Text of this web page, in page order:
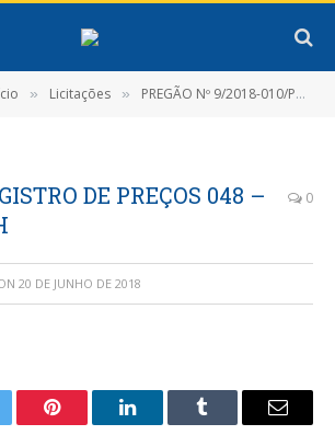
» Licitações » PREGÃO Nº 9/2018-010/PMNT-PP-SRP
DE PREÇOS 048 –
0
20 DE JUNHO DE 2018
Pinterest LinkedInTumblr
E-